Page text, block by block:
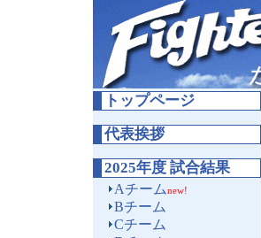
トップページ
代表挨拶
2025年度 試合結果
Aチームnew!
Bチーム
Cチーム